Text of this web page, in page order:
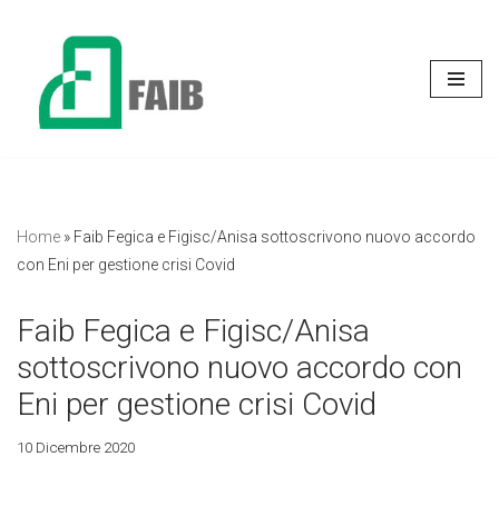
contenuto
Home » Faib Fegica e Figisc/Anisa sottoscrivono nuovo accordo
con Eni per gestione crisi Covid
Faib Fegica e Figisc/Anisa
sottoscrivono nuovo accordo con
Eni per gestione crisi Covid
10 Dicembre 2020